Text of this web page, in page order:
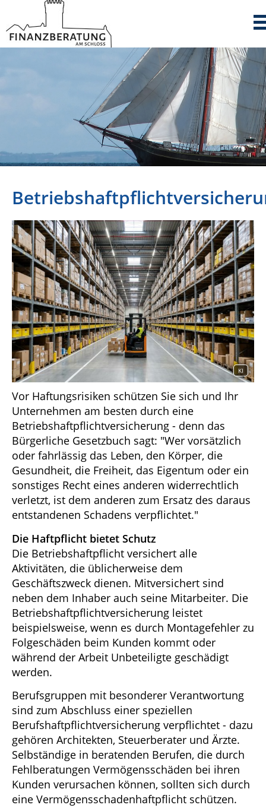
KI
Vor Haftungsrisiken schützen Sie sich und Ihr
Unternehmen am besten durch eine
Betriebshaftpflichtversicherung - denn das
Bürgerliche Gesetzbuch sagt: "Wer vorsätzlich
oder fahrlässig das Leben, den Körper, die
Gesundheit, die Freiheit, das Eigentum oder ein
sonstiges Recht eines anderen widerrechtlich
verletzt, ist dem anderen zum Ersatz des daraus
entstandenen Schadens verpflichtet."
Die Haftpflicht bietet Schutz
Die Betriebshaftpflicht versichert alle
Aktivitäten, die üblicherweise dem
Geschäftszweck dienen. Mitversichert sind
neben dem Inhaber auch seine Mitarbeiter. Die
Betriebshaftpflichtversicherung leistet
beispielsweise, wenn es durch Montagefehler zu
Folgeschäden beim Kunden kommt oder
während der Arbeit Unbeteiligte geschädigt
werden.
Berufsgruppen mit besonderer Verantwortung
sind zum Abschluss einer speziellen
Berufshaftpflichtversicherung verpflichtet - dazu
gehören Architekten, Steuerberater und Ärzte.
Selbständige in beratenden Berufen, die durch
Fehlberatungen Vermögensschäden bei ihren
Kunden verursachen können, sollten sich durch
eine Vermögensschadenhaftpflicht schützen.